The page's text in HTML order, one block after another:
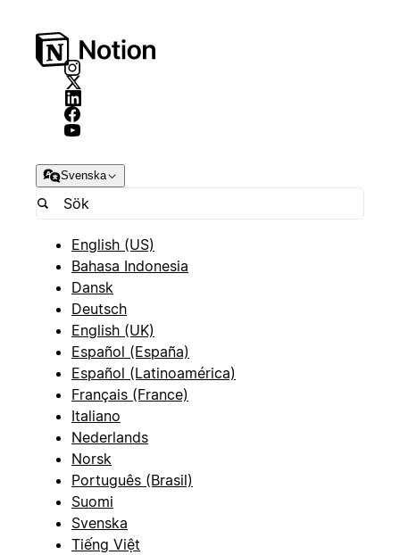
Svenska
English (US)
Bahasa Indonesia
Dansk
Deutsch
English (UK)
Español (España)
Español (Latinoamérica)
Français (France)
Italiano
Nederlands
Norsk
Português (Brasil)
Suomi
Svenska
Tiếng Việt